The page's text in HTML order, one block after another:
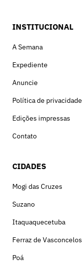
INSTITUCIONAL
A Semana
Expediente
Anuncie
Política de privacidade
Edições impressas
Contato
CIDADES
Mogi das Cruzes
Suzano
Itaquaquecetuba
Ferraz de Vasconcelos
Poá